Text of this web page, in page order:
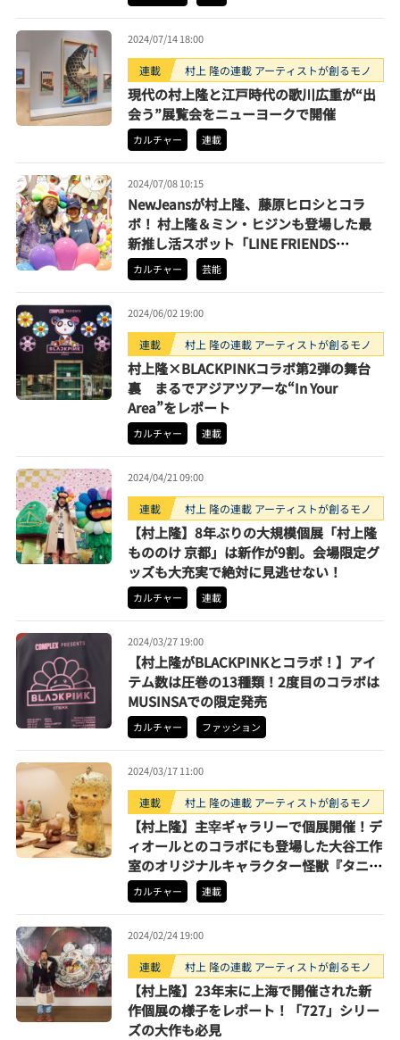
2024/07/14 18:00
連載 村上 隆の連載 アーティストが創るモノ
現代の村上隆と江戸時代の歌川広重が“出
会う”展覧会をニューヨークで開催
カルチャー 連載
2024/07/08 10:15
NewJeansが村上隆、藤原ヒロシとコラ
ボ！ 村上隆＆ミン・ヒジンも登場した最
新推し活スポット「LINE FRIENDS
SQUARE SHIBUYA」に行ってみた
カルチャー 芸能
2024/06/02 19:00
連載 村上 隆の連載 アーティストが創るモノ
村上隆×BLACKPINKコラボ第2弾の舞台
裏 まるでアジアツアーな“In Your
Area”をレポート
カルチャー 連載
2024/04/21 09:00
連載 村上 隆の連載 アーティストが創るモノ
【村上隆】8年ぶりの大規模個展「村上隆
もののけ 京都」は新作が9割。会場限定グ
ッズも大充実で絶対に見逃せない！
カルチャー 連載
2024/03/27 19:00
【村上隆がBLACKPINKとコラボ！】アイ
テム数は圧巻の13種類！2度目のコラボは
MUSINSAでの限定発売
カルチャー ファッション
2024/03/17 11:00
連載 村上 隆の連載 アーティストが創るモノ
【村上隆】主宰ギャラリーで個展開催！デ
ィオールとのコラボにも登場した大谷工作
室のオリジナルキャラクター怪獣『タニ
ラ』の魅力に迫る
カルチャー 連載
2024/02/24 19:00
連載 村上 隆の連載 アーティストが創るモノ
【村上隆】23年末に上海で開催された新
作個展の様子をレポート！「727」シリー
ズの大作も必見